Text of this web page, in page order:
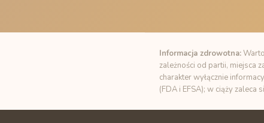
Informacja zdrowotna:
zależności od partii, miejsca
charakter wyłącznie
(FDA i EFSA); w ciąży